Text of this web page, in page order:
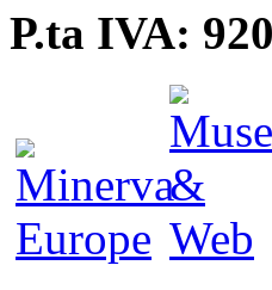
P.ta IVA: